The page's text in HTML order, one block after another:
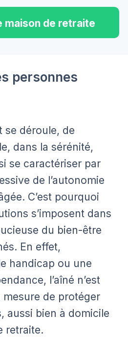
maison de retraite
personnes
se déroule, de
dans la sérénité,
se caractériser par
de l’autonomie
C’est pourquoi
s’imposent dans
du bien-être
En effet,
handicap ou une
l’aîné n’est
de protéger
aussi bien à domicile
retraite.